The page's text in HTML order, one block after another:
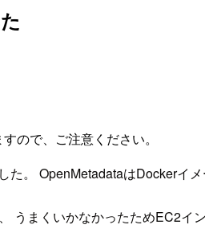
ので、ご注意ください。
た。 OpenMetadataはDockerイ
まくいかなかったためEC2